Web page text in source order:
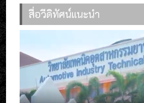
สื่อวีดิทัศน์แนะนำ